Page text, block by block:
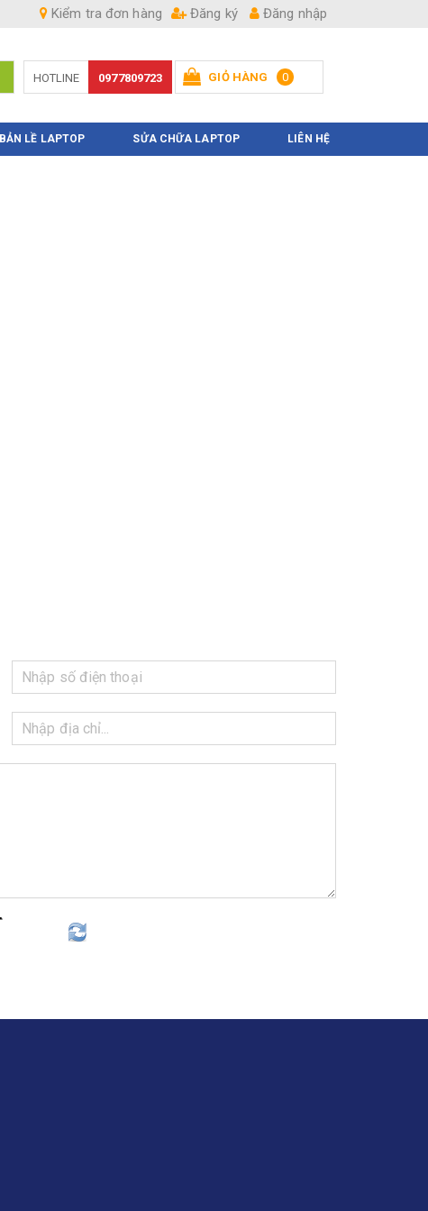
Đăng ký Đăng nhập
Kiểm tra đơn hàng
HOTLINE 0977809723 GIỎ HÀNG 0
BẢN LỀ LAPTOP SỬA CHỮA LAPTOP LIÊN HỆ